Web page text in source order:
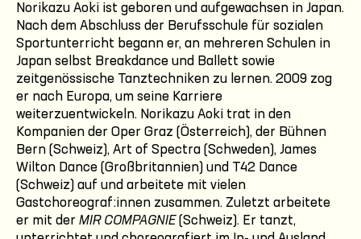
Norikazu Aoki ist geboren und aufgewachsen in Japan.
Nach dem Abschluss der Berufsschule für sozialen
Sportunterricht begann er, an mehreren Schulen in
Japan selbst Breakdance und Ballett sowie
zeitgenössische Tanztechniken zu lernen. 2009 zog
er nach Europa, um seine Karriere
weiterzuentwickeln. Norikazu Aoki trat in den
Kompanien der Oper Graz (Österreich), der Bühnen
Bern (Schweiz), Art of Spectra (Schweden), James
Wilton Dance (Großbritannien) und T42 Dance
(Schweiz) auf und arbeitete mit vielen
Gastchoreograf:innen zusammen. Zuletzt arbeitete
er mit der MIR COMPAGNIE(Schweiz). Er tanzt,